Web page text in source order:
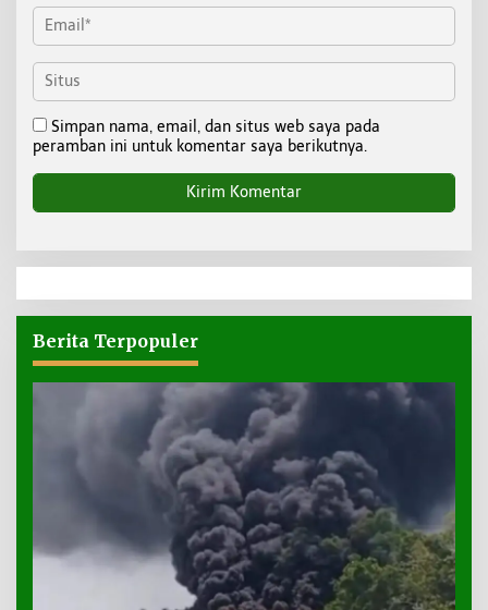
Simpan nama, email, dan situs web saya pada
peramban ini untuk komentar saya berikutnya.
Berita Terpopuler